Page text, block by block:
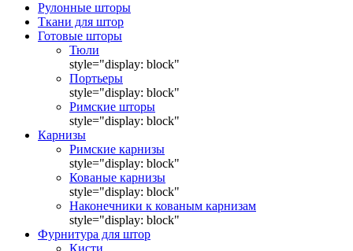
Рулонные шторы
Ткани для штор
Готовые шторы
Тюли
style="display: block"
Портьеры
style="display: block"
Римские шторы
style="display: block"
Карнизы
Римские карнизы
style="display: block"
Кованые карнизы
style="display: block"
Наконечники к кованым карнизам
style="display: block"
Фурнитура для штор
Кисти